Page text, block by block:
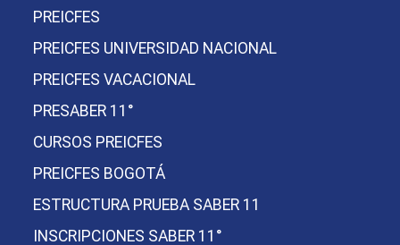
PREICFES
PREICFES UNIVERSIDAD NACIONAL
PREICFES VACACIONAL
PRESABER 11°
CURSOS PREICFES
PREICFES BOGOTÁ
ESTRUCTURA PRUEBA SABER 11
INSCRIPCIONES SABER 11°